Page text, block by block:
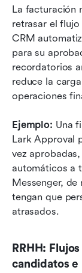
La facturación
retrasar el
CRM
para su
recordatorios
reduce la
operaciones
Ejemplo: Una
Lark Approval
vez
automáticos a
Messenger,
tengan que
atrasados.
RRHH:
candidatos